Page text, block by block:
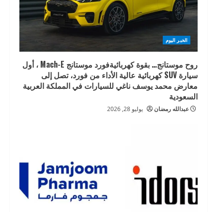
الخبر اليوم
روح موستانج… بقوة كهربائيةفورد موستانج Mach-E ، أول
سيارة SUV كهربائية عالية الأداء من فورد، تصل إلى
معارض محمد يوسف ناغي للسيارات في المملكة العربية
السعودية
عبدالله رمضان يوليو 28, 2026